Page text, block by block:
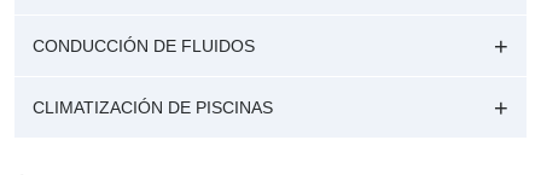
CONDUCCIÓN DE FLUIDOS
CLIMATIZACIÓN DE PISCINAS